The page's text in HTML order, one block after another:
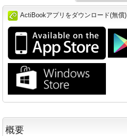
ActiBookアプリをダウンロード(無償)
概要